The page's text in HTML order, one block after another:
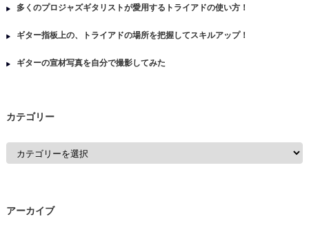
多くのプロジャズギタリストが愛用するトライアドの使い方！
ギター指板上の、トライアドの場所を把握してスキルアップ！
ギターの宣材写真を自分で撮影してみた
カテゴリー
アーカイブ